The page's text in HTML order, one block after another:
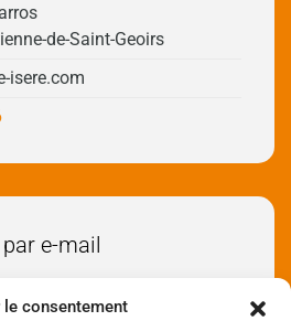
le consentement
de-Saint-Geoirs
isere.com
e-mail
un e-mail